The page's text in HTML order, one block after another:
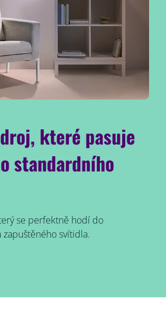
které pasuje
standardního
se perfektně hodí do
svítidla.